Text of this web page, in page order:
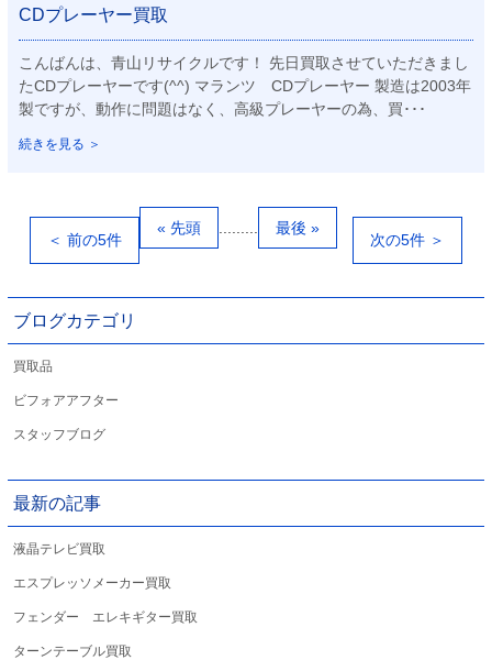
CDプレーヤー買取
こんばんは、青山リサイクルです！ 先日買取させていただきまし
たCDプレーヤーです(^^) マランツ CDプレーヤー 製造は2003年
製ですが、動作に問題はなく、高級プレーヤーの為、買･･･
続きを見る ＞
« 先頭
＜ 前の5件 次の5件 ＞
最後 »
ブログカテゴリ
買取品
ビフォアアフター
スタッフブログ
最新の記事
液晶テレビ買取
エスプレッソメーカー買取
フェンダー エレキギター買取
ターンテーブル買取